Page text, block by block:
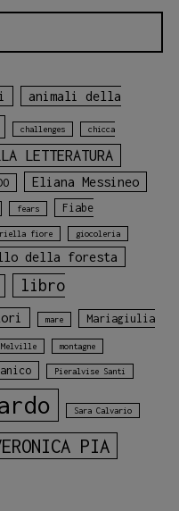
animali della
challenges chicca
LETTERATURA
Eliana Messineo
fears
Fiabe
fiore giocoleria
della foresta
libro
mare
Mariagiulia
Melville montagne
Pieralvise Santi
Sara Calvario
PIA